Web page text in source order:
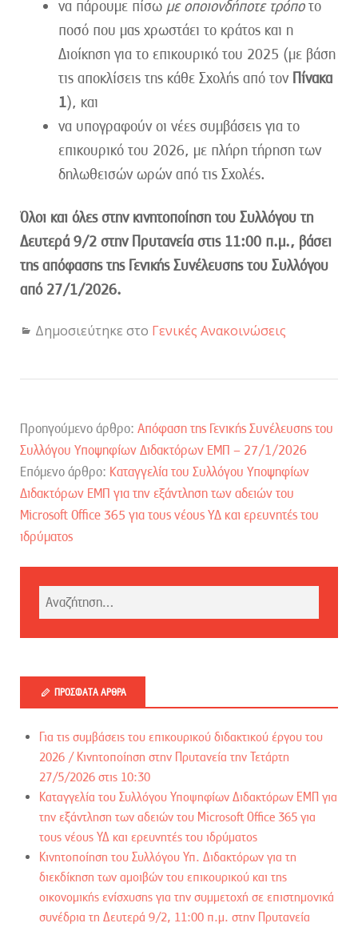
να πάρουμε πίσω με οποιονδήποτε τρόποτο
ποσό που μας χρωστάει το κράτος και η
Διοίκηση για το επικουρικό του 2025 (με βάση
τις αποκλίσεις της κάθε Σχολής από τον Πίνακα
1), και
να υπογραφούν οι νέες συμβάσεις για το
επικουρικό του 2026, με πλήρη τήρηση των
δηλωθεισών ωρών από τις Σχολές.
Όλοι και όλες στην κινητοποίηση του Συλλόγου τη
Δευτερά 9/2 στην Πρυτανεία στις 11:00 π.μ., βάσει
της απόφασης της Γενικής Συνέλευσης του Συλλόγου
από 27/1/2026.
Δημοσιεύτηκε στο Γενικές Ανακοινώσεις
Προηγούμενο άρθρο: Απόφαση της Γενικής Συνέλευσης του
Συλλόγου Υποψηφίων Διδακτόρων ΕΜΠ – 27/1/2026
Επόμενο άρθρο: Καταγγελία του Συλλόγου Υποψηφίων
Διδακτόρων ΕΜΠ για την εξάντληση των αδειών του
Microsoft Office 365 για τους νέους ΥΔ και ερευνητές του
ιδρύματος
ΠΡΌΣΦΑΤΑ ΆΡΘΡΑ
Για τις συμβάσεις του επικουρικού διδακτικού έργου του
2026 / Kινητοποίηση στην Πρυτανεία την Τετάρτη
27/5/2026 στις 10:30
Καταγγελία του Συλλόγου Υποψηφίων Διδακτόρων ΕΜΠ για
την εξάντληση των αδειών του Microsoft Office 365 για
τους νέους ΥΔ και ερευνητές του ιδρύματος
Κινητοποίηση του Συλλόγου Υπ. Διδακτόρων για τη
διεκδίκηση των αμοιβών του επικουρικού και της
οικονομικής ενίσχυσης για την συμμετοχή σε επιστημονικά
συνέδρια τη Δευτερά 9/2, 11:00 π.μ. στην Πρυτανεία